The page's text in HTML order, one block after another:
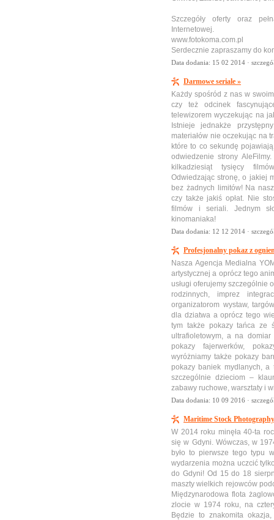
Szczegóły oferty oraz
Internetowej.
www.fotokoma.com.pl
Serdecznie zapraszamy do
Data dodania: 15 02 2014 ·
Darmowe seriale »
Każdy spośród z nas w
czy też odcinek
telewizorem wyczekując na
Istnieje jednakże
materiałów nie oczekując na
które to co sekundę
odwiedzenie strony
kilkadziesiąt tysięcy
Odwiedzając stronę, o jakiej
bez żadnych limitów! Na
czy także jakiś opłat. Nie
filmów i seriali. Jednym
kinomaniaka!
Data dodania: 12 12 2014 ·
Profesjonalny pokaz z
Nasza Agencja Medialna
artystycznej a oprócz tego
usługi oferujemy szczególnie
rodzinnych, imprez
organizatorom wystaw,
dla dziatwa a oprócz tego
tym także pokazy tańca ze
ultrafioletowym, a na
pokazy fajerwerków,
wyróżniamy także pokazy
pokazy baniek mydlanych,
szczególnie dzieciom –
zabawy ruchowe, warsztaty i
Data dodania: 10 09 2016 ·
Maritime Stock
W 2014 roku minęła 40-ta
się w Gdyni. Wówczas, w
było to pierwsze tego typu
wydarzenia można uczcić
do Gdyni! Od 15 do 18
maszty wielkich rejowców
Międzynarodowa flota
zlocie w 1974 roku, na
Będzie to znakomita